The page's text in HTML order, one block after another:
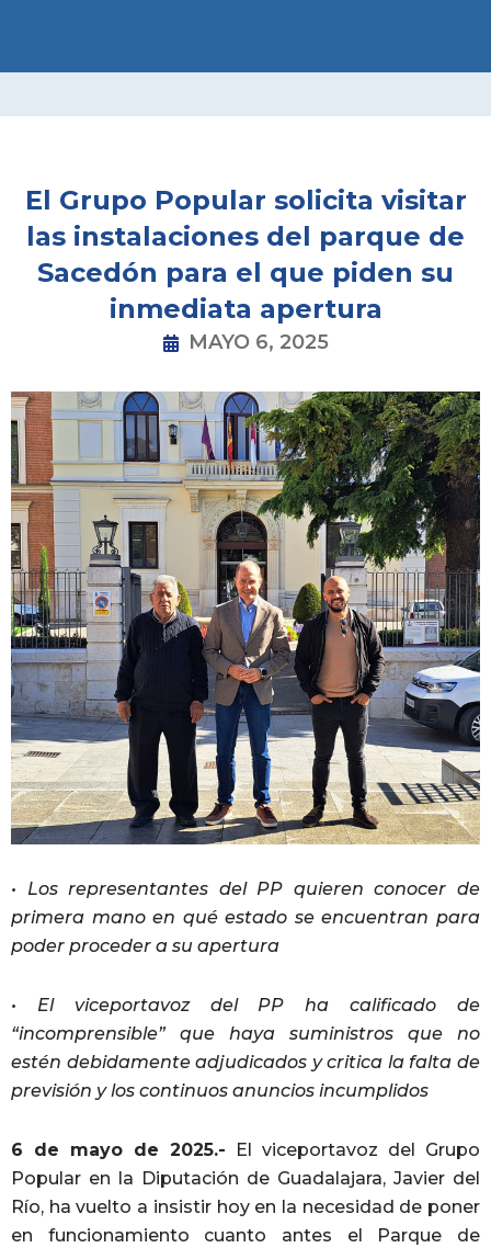
El Grupo Popular solicita visitar
las instalaciones del parque de
Sacedón para el que piden su
inmediata apertura
MAYO 6, 2025
• Los representantes del PP quieren conocer de
primera mano en qué estado se encuentran para
poder proceder a su apertura
• El viceportavoz del PP ha calificado de
“incomprensible” que haya suministros que no
estén debidamente adjudicados y critica la falta de
previsión y los continuos anuncios incumplidos
6 de mayo de 2025.-
El viceportavoz del Grupo
Popular en la Diputación de Guadalajara, Javier del
Río, ha vuelto a insistir hoy en la necesidad de poner
en funcionamiento cuanto antes el Parque de